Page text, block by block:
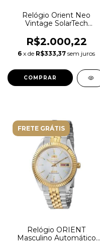
Relógio Orient Neo
Vintage SolarTech
G1SX Preto
R$2.000,22
6 x de R$333,37 sem juros
FRETE GRÁTIS
Relógio ORIENT
Masculino Automático